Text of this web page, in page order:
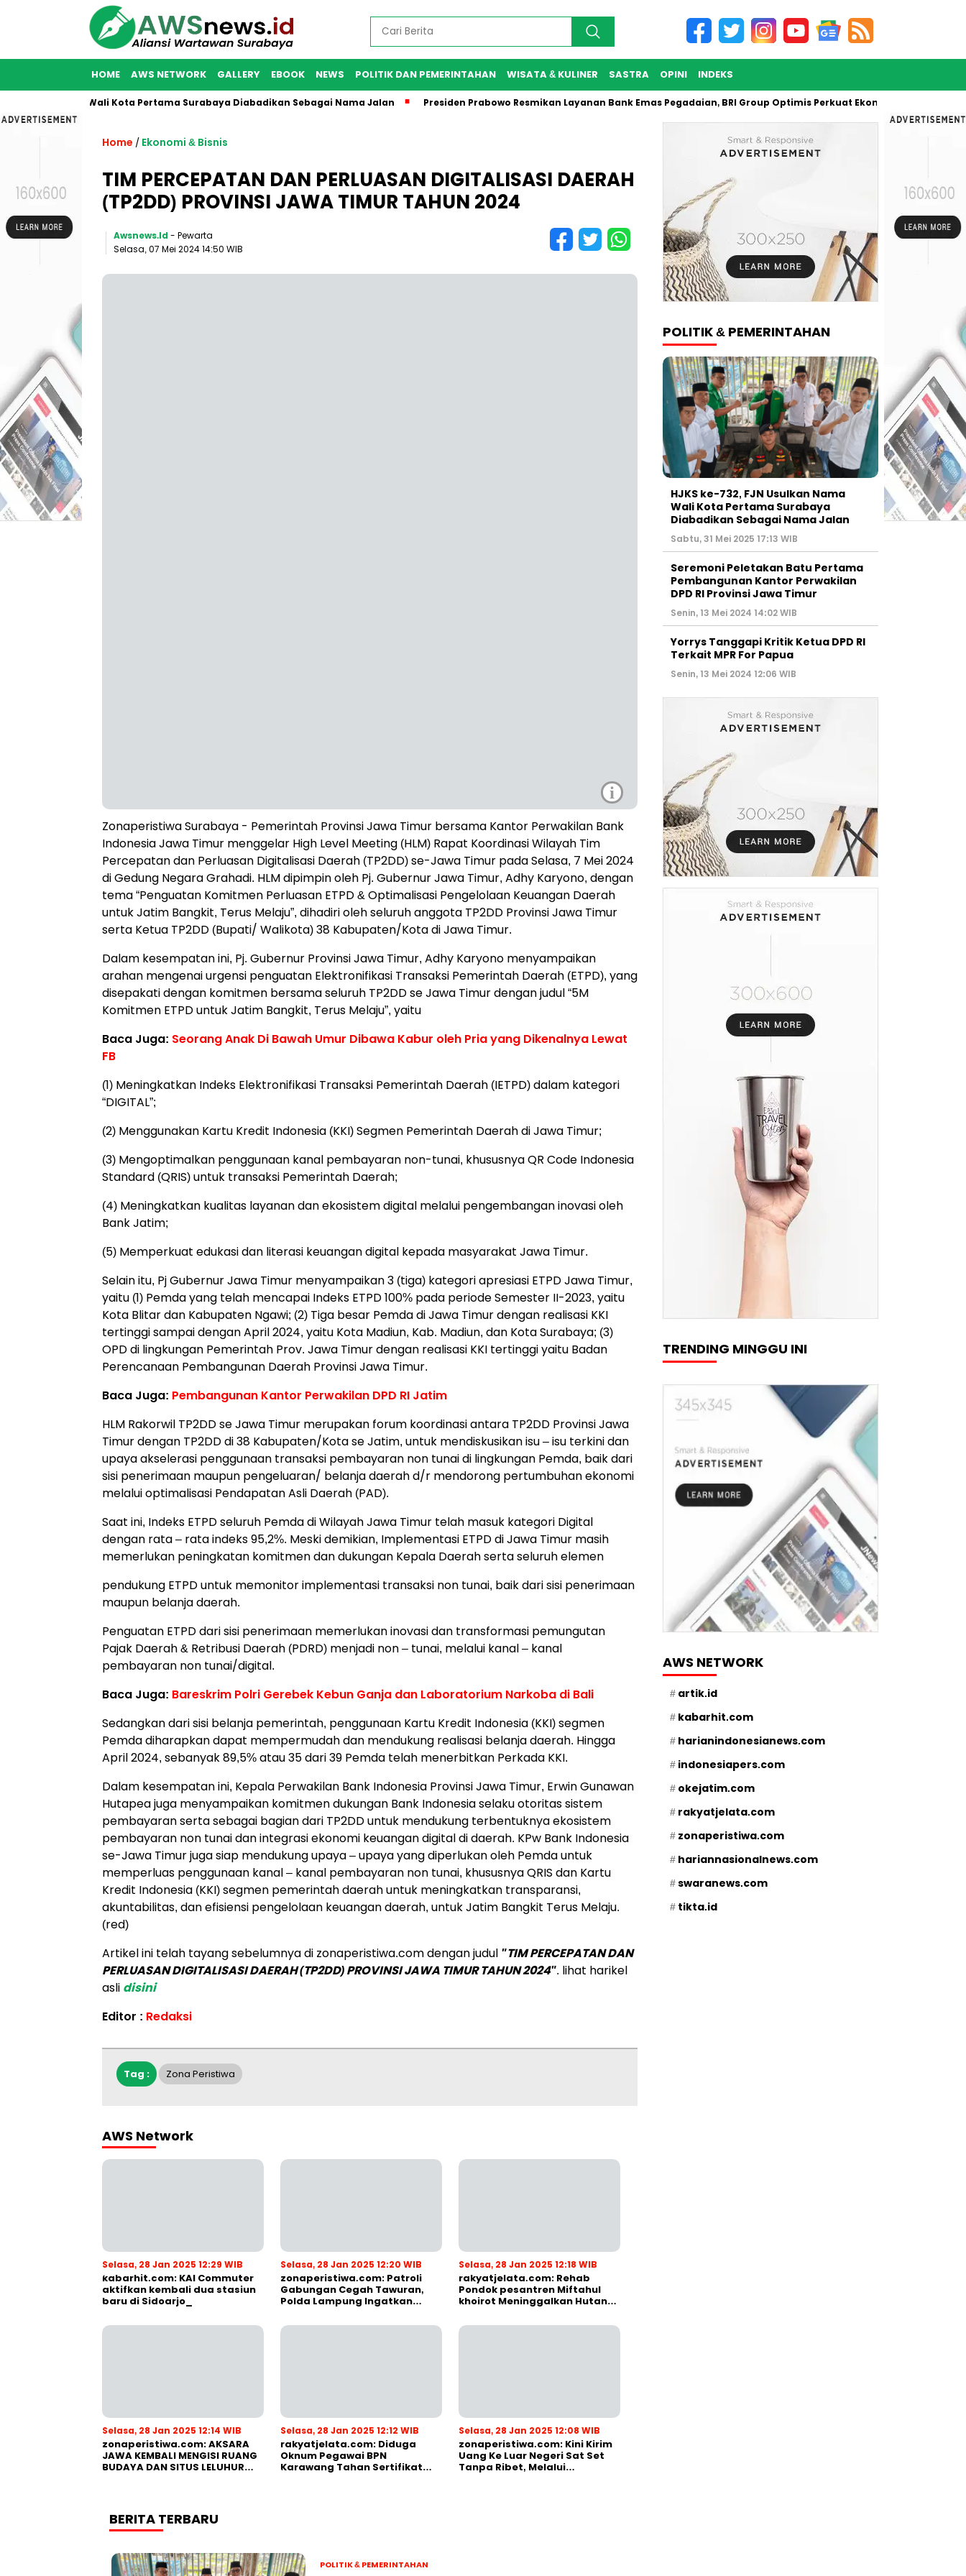
HOME AWS NETWORK GALLERY EBOOK NEWS POLITIK DAN PEMERINTAHAN WISATA & KULINER SASTRA OPINI INDEKS
Nama Wali Kota Pertama Surabaya Diabadikan Sebagai Nama Jalan Presiden Prabowo Resmikan Layanan Bank Emas Pegadaian, BRI Group Optimis Perkuat Ekonomi Nasional
Home / Ekonomi & Bisnis
TIM PERCEPATAN DAN PERLUASAN DIGITALISASI DAERAH
(TP2DD) PROVINSI JAWA TIMUR TAHUN 2024
Awsnews.id - Pewarta
Selasa, 07 Mei 2024 14:50 WIB
i
Zonaperistiwa Surabaya - Pemerintah Provinsi Jawa Timur bersama Kantor Perwakilan Bank
Indonesia Jawa Timur menggelar High Level Meeting (HLM) Rapat Koordinasi Wilayah Tim
Percepatan dan Perluasan Digitalisasi Daerah (TP2DD) se-Jawa Timur pada Selasa, 7 Mei 2024
di Gedung Negara Grahadi. HLM dipimpin oleh Pj. Gubernur Jawa Timur, Adhy Karyono, dengan
tema “Penguatan Komitmen Perluasan ETPD & Optimalisasi Pengelolaan Keuangan Daerah
untuk Jatim Bangkit, Terus Melaju”, dihadiri oleh seluruh anggota TP2DD Provinsi Jawa Timur
serta Ketua TP2DD (Bupati/ Walikota) 38 Kabupaten/Kota di Jawa Timur.
Dalam kesempatan ini, Pj. Gubernur Provinsi Jawa Timur, Adhy Karyono menyampaikan
arahan mengenai urgensi penguatan Elektronifikasi Transaksi Pemerintah Daerah (ETPD), yang
disepakati dengan komitmen bersama seluruh TP2DD se Jawa Timur dengan judul “5M
Komitmen ETPD untuk Jatim Bangkit, Terus Melaju”, yaitu
Baca Juga: Seorang Anak Di Bawah Umur Dibawa Kabur oleh Pria yang Dikenalnya Lewat
FB
(1) Meningkatkan Indeks Elektronifikasi Transaksi Pemerintah Daerah (IETPD) dalam kategori
“DIGITAL”;
(2) Menggunakan Kartu Kredit Indonesia (KKI) Segmen Pemerintah Daerah di Jawa Timur;
(3) Mengoptimalkan penggunaan kanal pembayaran non-tunai, khususnya QR Code Indonesia
Standard (QRIS) untuk transaksi Pemerintah Daerah;
(4) Meningkatkan kualitas layanan dan ekosistem digital melalui pengembangan inovasi oleh
Bank Jatim;
(5) Memperkuat edukasi dan literasi keuangan digital kepada masyarakat Jawa Timur.
Selain itu, Pj Gubernur Jawa Timur menyampaikan 3 (tiga) kategori apresiasi ETPD Jawa Timur,
yaitu (1) Pemda yang telah mencapai Indeks ETPD 100% pada periode Semester II-2023, yaitu
Kota Blitar dan Kabupaten Ngawi; (2) Tiga besar Pemda di Jawa Timur dengan realisasi KKI
tertinggi sampai dengan April 2024, yaitu Kota Madiun, Kab. Madiun, dan Kota Surabaya; (3)
OPD di lingkungan Pemerintah Prov. Jawa Timur dengan realisasi KKI tertinggi yaitu Badan
Perencanaan Pembangunan Daerah Provinsi Jawa Timur.
Baca Juga: Pembangunan Kantor Perwakilan DPD RI Jatim
HLM Rakorwil TP2DD se Jawa Timur merupakan forum koordinasi antara TP2DD Provinsi Jawa
Timur dengan TP2DD di 38 Kabupaten/Kota se Jatim, untuk mendiskusikan isu – isu terkini dan
upaya akselerasi penggunaan transaksi pembayaran non tunai di lingkungan Pemda, baik dari
sisi penerimaan maupun pengeluaran/ belanja daerah d/r mendorong pertumbuhan ekonomi
melalui optimalisasi Pendapatan Asli Daerah (PAD).
Saat ini, Indeks ETPD seluruh Pemda di Wilayah Jawa Timur telah masuk kategori Digital
dengan rata – rata indeks 95,2%. Meski demikian, Implementasi ETPD di Jawa Timur masih
memerlukan peningkatan komitmen dan dukungan Kepala Daerah serta seluruh elemen
pendukung ETPD untuk memonitor implementasi transaksi non tunai, baik dari sisi penerimaan
maupun belanja daerah.
Penguatan ETPD dari sisi penerimaan memerlukan inovasi dan transformasi pemungutan
Pajak Daerah & Retribusi Daerah (PDRD) menjadi non – tunai, melalui kanal – kanal
pembayaran non tunai/digital.
Baca Juga: Bareskrim Polri Gerebek Kebun Ganja dan Laboratorium Narkoba di Bali
Sedangkan dari sisi belanja pemerintah, penggunaan Kartu Kredit Indonesia (KKI) segmen
Pemda diharapkan dapat mempermudah dan mendukung realisasi belanja daerah. Hingga
April 2024, sebanyak 89,5% atau 35 dari 39 Pemda telah menerbitkan Perkada KKI.
Dalam kesempatan ini, Kepala Perwakilan Bank Indonesia Provinsi Jawa Timur, Erwin Gunawan
Hutapea juga menyampaikan komitmen dukungan Bank Indonesia selaku otoritas sistem
pembayaran serta sebagai bagian dari TP2DD untuk mendukung terbentuknya ekosistem
pembayaran non tunai dan integrasi ekonomi keuangan digital di daerah. KPw Bank Indonesia
se-Jawa Timur juga siap mendukung upaya – upaya yang diperlukan oleh Pemda untuk
memperluas penggunaan kanal – kanal pembayaran non tunai, khususnya QRIS dan Kartu
Kredit Indonesia (KKI) segmen pemerintah daerah untuk meningkatkan transparansi,
akuntabilitas, dan efisiensi pengelolaan keuangan daerah, untuk Jatim Bangkit Terus Melaju.
(red)
Artikel ini telah tayang sebelumnya di zonaperistiwa.com dengan judul "TIM PERCEPATAN DAN
PERLUASAN DIGITALISASI DAERAH (TP2DD) PROVINSI JAWA TIMUR TAHUN 2024". lihat harikel
asli disini
Editor : Redaksi
Tag : Zona Peristiwa
AWS Network
Selasa, 28 Jan 2025 12:29 WIB
kabarhit.com: KAI Commuter
aktifkan kembali dua stasiun
baru di Sidoarjo_
Selasa, 28 Jan 2025 12:20 WIB
zonaperistiwa.com: Patroli
Gabungan Cegah Tawuran,
Polda Lampung Ingatkan
Selasa, 28 Jan 2025 12:18 WIB
rakyatjelata.com: Rehab
Pondok pesantren Miftahul
khoirot Meninggalkan Hutang
PUPR Harus Bertanggung
Jawab
Selasa, 28 Jan 2025 12:14 WIB
zonaperistiwa.com: AKSARA
JAWA KEMBALI MENGISI RUANG
BUDAYA DAN SITUS LELUHUR
Selasa, 28 Jan 2025 12:12 WIB
rakyatjelata.com: Diduga
Oknum Pegawai BPN
Karawang Tahan Sertifikat
Selasa, 28 Jan 2025 12:08 WIB
zonaperistiwa.com: Kini Kirim
Uang Ke Luar Negeri Sat Set
Tanpa Ribet, Melalui
BERITA TERBARU
POLITIK & PEMERINTAHAN
POLITIK & PEMERINTAHAN
HJKS ke-732, FJN Usulkan Nama
Wali Kota Pertama Surabaya
Diabadikan Sebagai Nama Jalan
Sabtu, 31 Mei 2025 17:13 WIB
Seremoni Peletakan Batu Pertama
Pembangunan Kantor Perwakilan
DPD RI Provinsi Jawa Timur
Senin, 13 Mei 2024 14:02 WIB
Yorrys Tanggapi Kritik Ketua DPD RI
Terkait MPR For Papua
Senin, 13 Mei 2024 12:06 WIB
TRENDING MINGGU INI
AWS NETWORK
artik.id
kabarhit.com
harianindonesianews.com
indonesiapers.com
okejatim.com
rakyatjelata.com
zonaperistiwa.com
hariannasionalnews.com
swaranews.com
tikta.id